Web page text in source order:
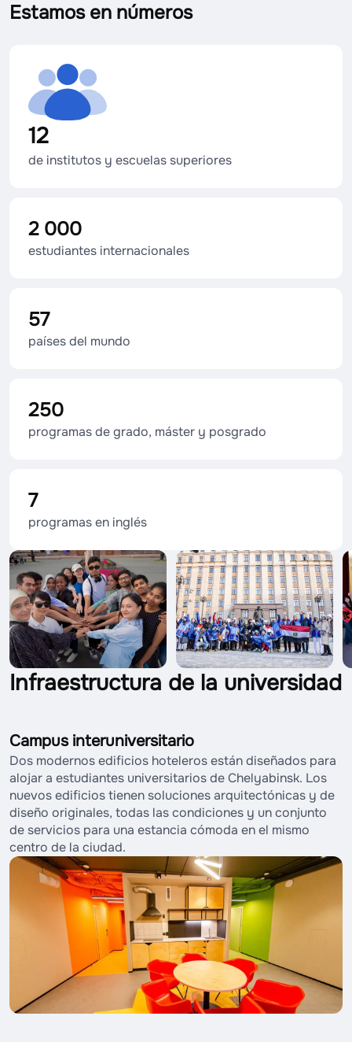
Estamos en números
12
de institutos y escuelas superiores
2 000
estudiantes internacionales
57
países del mundo
250
programas de grado, máster y posgrado
7
programas en inglés
Infraestructura de la universidad
Campus interuniversitario
Dos modernos edificios hoteleros están diseñados para
alojar a estudiantes universitarios de Chelyabinsk. Los
nuevos edificios tienen soluciones arquitectónicas y de
diseño originales, todas las condiciones y un conjunto
de servicios para una estancia cómoda en el mismo
centro de la ciudad.